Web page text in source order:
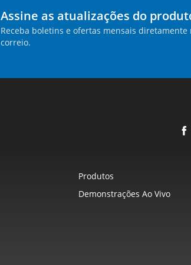
Assine as atualizações do
Receba boletins e ofertas mensais diretamente
correio.
Produtos
Demonstrações Ao Vivo